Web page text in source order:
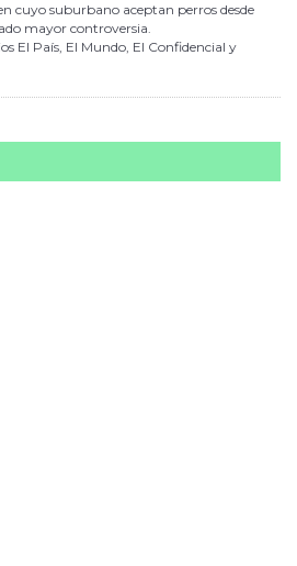
cuyo suburbano aceptan perros desde
mayor controversia.
El País, El Mundo, El Confidencial y